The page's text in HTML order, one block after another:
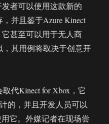
者可以使用这款新的
并且鉴于Azure Kinect
甚至可以用于无人商
，其用例将取决于创意开
代Kinect for Xbox，它
的，并且开发人员可以
它。外媒记者在现场尝